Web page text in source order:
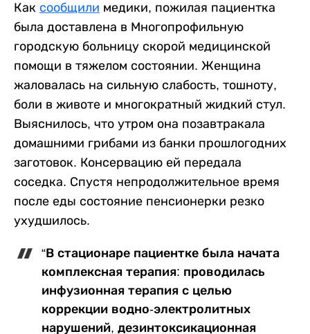
Как сообщили медики, пожилая пациентка
была доставлена в Многопрофильную
городскую больницу скорой медицинской
помощи в тяжелом состоянии. Женщина
жаловалась на сильную слабость, тошноту,
боли в животе и многократный жидкий стул.
Выяснилось, что утром она позавтракала
домашними грибами из банки прошлогодних
заготовок. Консервацию ей передала
соседка. Спустя непродолжительное время
после еды состояние пенсионерки резко
ухудшилось.
“В стационаре пациентке была начата
комплексная терапия: проводилась
инфузионная терапия с целью
коррекции водно-электролитных
нарушений, дезинтоксикационная